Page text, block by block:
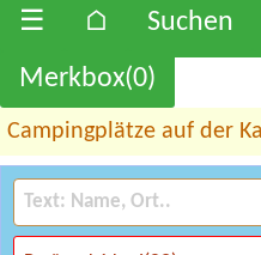
☰ ⌂ Suchen
Merkbox(0)
Campingplätze auf der